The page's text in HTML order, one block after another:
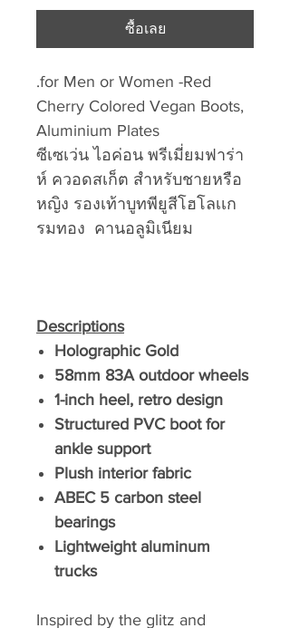
ซื้อเลย
.for Men or Women -Red
Cherry Colored Vegan Boots,
Aluminium Plates
ซีเซเว่น ไอค่อน พรีเมี่ยมฟาร่า
ห์ ควอดสเก็ต สำหรับชายหรือ
หญิง รองเท้าบูทพียูสีโฮโลเเก
รมทอง คานอลูมิเนียม
Descriptions
Holographic Gold
58mm 83A outdoor wheels
1-inch heel, retro design
Structured PVC boot for
ankle support
Plush interior fabric
ABEC 5 carbon steel
bearings
Lightweight aluminum
trucks
Inspired by the glitz and